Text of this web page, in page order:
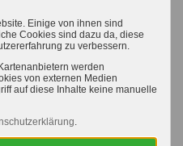
Risiko!
Einige von ihnen sind
Cookies sind dazu da, diese
zu verbessern.
werden
von externen Medien
auf diese Inhalte keine manuelle
.